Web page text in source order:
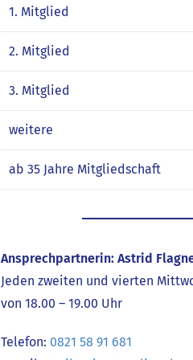
1. Mitglied
2. Mitglied
3. Mitglied
weitere
ab 35 Jahre Mitgliedschaft
Ansprechpartnerin: Astrid
Jeden zweiten und vierten
von 18.00 – 19.00 Uhr
Telefon: 0821 58 91 681